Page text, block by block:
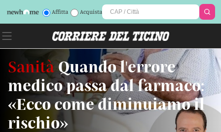
Affitta Acquista
Sanità Quando l'errore
medico passa dal farmaco:
«Ecco come diminuiamo il
rischio»